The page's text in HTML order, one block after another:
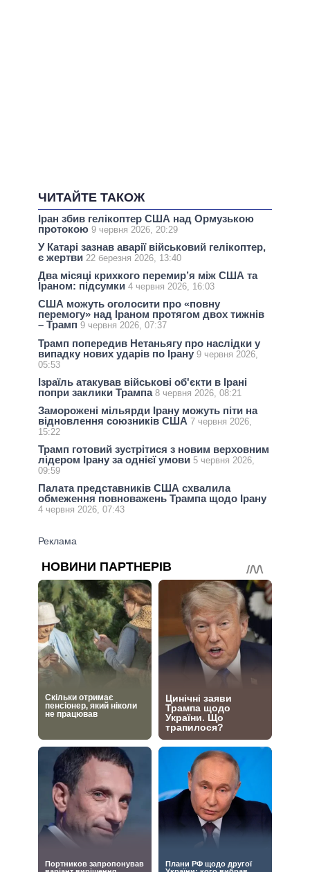
ЧИТАЙТЕ ТАКОЖ
Іран збив гелікоптер США над Ормузькою
протокою 9 червня 2026, 20:29
У Катарі зазнав аварії військовий гелікоптер,
є жертви 22 березня 2026, 13:40
Два місяці крихкого перемир’я між США та
Іраном: підсумки 4 червня 2026, 16:03
США можуть оголосити про «повну
перемогу» над Іраном протягом двох тижнів
– Трамп 9 червня 2026, 07:37
Трамп попередив Нетаньягу про наслідки у
випадку нових ударів по Ірану 9 червня 2026,
05:53
Ізраїль атакував військові об'єкти в Ірані
попри заклики Трампа 8 червня 2026, 08:21
Заморожені мільярди Ірану можуть піти на
відновлення союзників США 7 червня 2026,
15:22
Трамп готовий зустрітися з новим верховним
лідером Ірану за однієї умови 5 червня 2026,
09:59
Палата представників США схвалила
обмеження повноважень Трампа щодо Ірану
4 червня 2026, 07:43